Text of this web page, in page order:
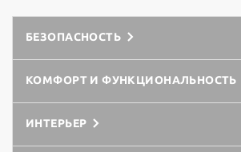
БЕЗОПАСНОСТЬ
КОМФОРТ И ФУНКЦИОНАЛЬНОСТЬ
ИНТЕРЬЕР